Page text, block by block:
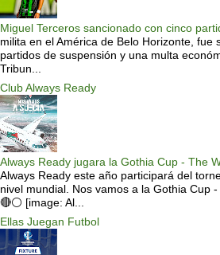
Miguel Terceros sancionado con cinco
milita en el América de Belo Horizonte, fue
partidos de suspensión y una multa
Tribun...
Club Always Ready
Always Ready jugara la Gothia Cup - The
Always Ready este año participará del
nivel mundial. Nos vamos a la Gothia Cup
🔴⚪️ [image: Al...
Ellas Juegan Futbol